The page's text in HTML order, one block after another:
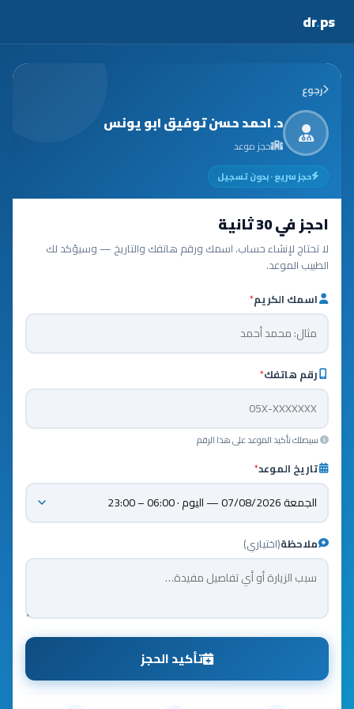
dr.ps
رجوع
د. احمد حسن توفيق ابو يونس
حجز موعد
حجز سريع · بدون تسجيل
احجز في 30 ثانية
لا تحتاج لإنشاء حساب. اسمك ورقم هاتفك والتاريخ — وسيؤكد لك
الطبيب الموعد.
اسمك الكريم*
رقم هاتفك*
سيصلك تأكيد الموعد على هذا الرقم
تاريخ الموعد*
ملاحظة(اختياري)
تأكيد الحجز